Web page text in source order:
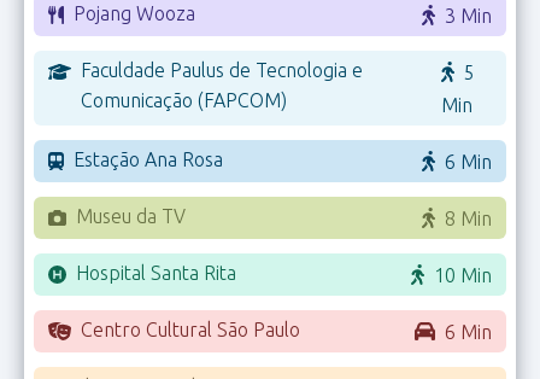
Pojang Wooza 3 Min
Faculdade Paulus de Tecnologia e
Comunicação (FAPCOM)
5
Min
Estação Ana Rosa 6 Min
Museu da TV 8 Min
Hospital Santa Rita 10 Min
Centro Cultural São Paulo 6 Min